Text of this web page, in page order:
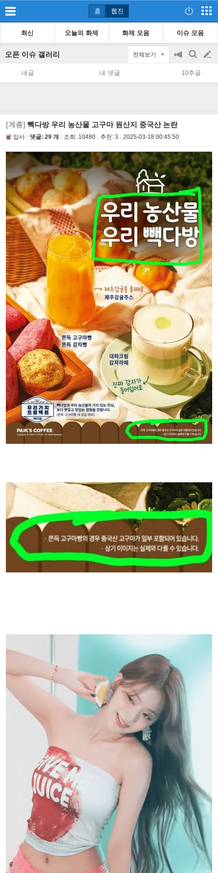
홈 웹진
최신 오늘의 화제 화제 모음 이슈 모음
오픈 이슈 갤러리 전체보기
공
지
on/off
검
색
글
쓰
내글 내 댓글 10추글
[계층] 빽다방 우리 농산물 고구마 원산지 중국산 논란
입사 댓글: 29 개 조회: 10480 추천: 3 2025-03-18 00:45:50